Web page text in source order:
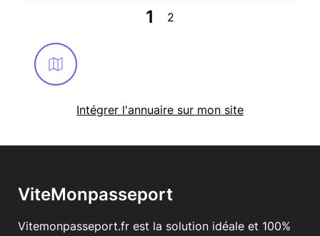
1 2
Intégrer l'annuaire sur mon site
ViteMonpasseport
Vitemonpasseport.fr est la solution idéale et 100%